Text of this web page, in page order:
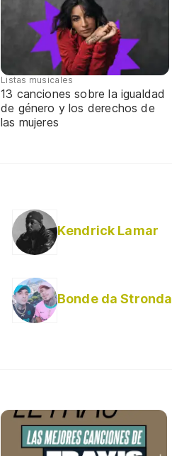
Listas musicales
13 canciones sobre la igualdad
de género y los derechos de
las mujeres
Kendrick Lamar
Bonde da Stronda